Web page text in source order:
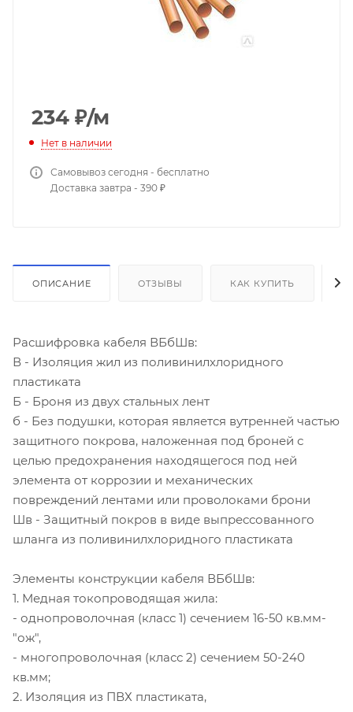
234 ₽/м
Нет в наличии
Самовывоз сегодня - бесплатно
Доставка завтра - 390 ₽
ОПИСАНИЕ ОТЗЫВЫ КАК КУПИТЬ
Расшифровка кабеля ВБбШв:
В - Изоляция жил из поливинилхлоридного
пластиката
Б - Броня из двух стальных лент
б - Без подушки, которая является вутренней частью
защитного покрова, наложенная под броней с
целью предохранения находящегося под ней
элемента от коррозии и механических
повреждений лентами или проволоками брони
Шв - Защитный покров в виде выпрессованного
шланга из поливинилхлоридного пластиката
Элементы конструкции кабеля ВБбШв:
1. Медная токопроводящая жила:
- однопроволочная (класс 1) сечением 16-50 кв.мм-
"ож",
- многопроволочная (класс 2) сечением 50-240
кв.мм;
2. Изоляция из ПВХ пластиката,